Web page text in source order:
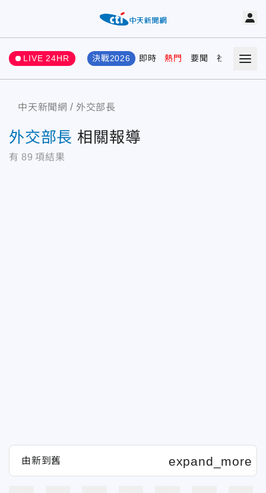
LIVE 24HR 決戰2026 即時 熱門 要聞 社會 娛樂
中天新聞網 外交部長
外交部長 相關報導
有 89 項結果